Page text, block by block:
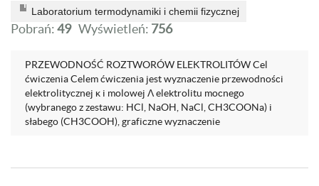
Laboratorium termodynamiki i chemii fizycznej
Pobrań:49 Wyświetleń: 756
PRZEWODNOŚĆ ROZTWORÓW ELEKTROLITÓW Cel
ćwiczenia Celem ćwiczenia jest wyznaczenie przewodności
elektrolitycznej κ i molowej Λ elektrolitu mocnego
(wybranego z zestawu: HCl, NaOH, NaCl, CH3COONa) i
słabego (CH3COOH), graficzne wyznaczenie